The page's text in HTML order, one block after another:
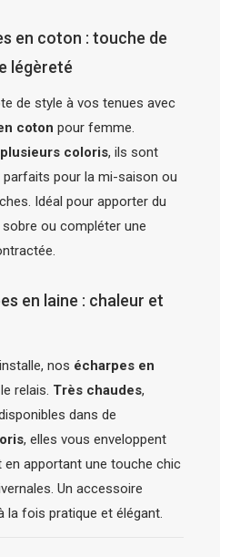
en coton : touche de
légèreté
de style à vos tenues avec
coton pour femme.
plusieurs coloris, ils sont
parfaits pour la mi-saison ou
Idéal pour apporter du
sobre ou compléter une
en laine : chaleur et
nos écharpes en
relais. Très chaudes,
dans de
, elles vous enveloppent
apportant une touche chic
Un accessoire
la fois pratique et élégant.